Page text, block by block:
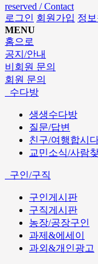
reserved / Contact
로그인 회원가입 정보
MENU
홈으로
공지/안내
비회원 문의
회원 문의
수다방
생생수다방
질문/답변
친구/여행합시
교민소식/사람
구인/구직
구인게시판
구직게시판
농장/공장구인
과제&에세이
과외&개인광고